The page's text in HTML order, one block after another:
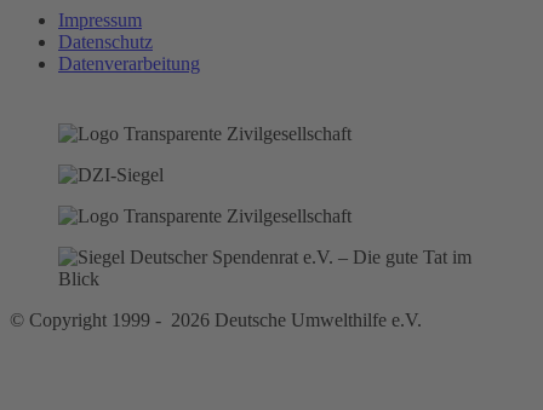
Impressum
Datenschutz
Datenverarbeitung
© Copyright 1999 - 2026 Deutsche Umwelthilfe e.V.